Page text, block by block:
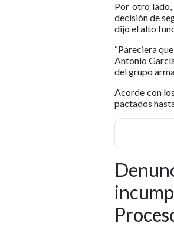
Por otro
decisión de
dijo el alto
“Pareciera
Antonio
del grupo
Acorde con
pactados